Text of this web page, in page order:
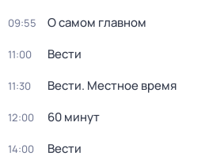
09:55 О самом главном
11:00 Вести
11:30 Вести. Местное время
12:00 60 минут
14:00 Вести